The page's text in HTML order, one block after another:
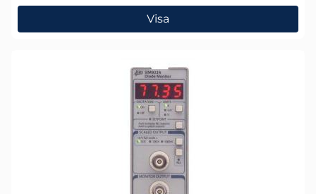
, SRS SIM922 Diodtemperaturmonitor
Visa